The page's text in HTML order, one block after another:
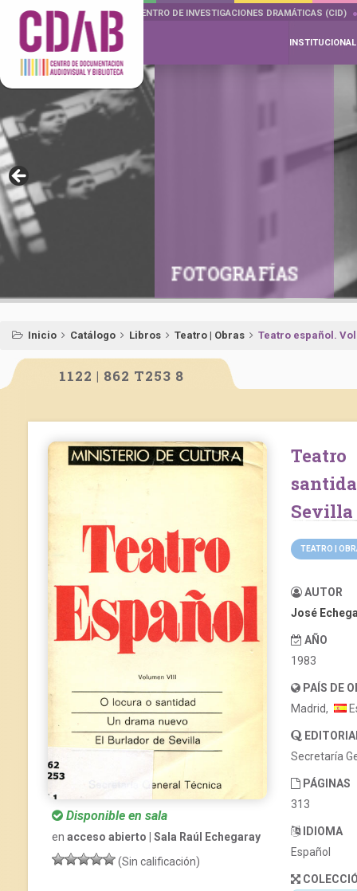
DOCUMENTA DRAMÁTICAS CENTRO DE INVESTIGACIONES DRAMÁTICAS (CID)
INSTITUCIONAL
Inicio Catálogo Libros Teatro | Obras Teatro español.
1122 | 862 T253 8
Disponible en sala
en acceso abierto | Sala Raúl Echegaray
(Sin calificación)
Teatro español. Volumen VIII: O locura o
Sevilla
TEATRO |
AUTOR
José
AÑO
1983
PAÍS DE
Madrid,
Secretaría
PÁGINAS
313
IDIOMA
Español